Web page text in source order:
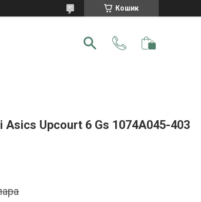
Кошик
Asics Upcourt 6 Gs 1074A045-403